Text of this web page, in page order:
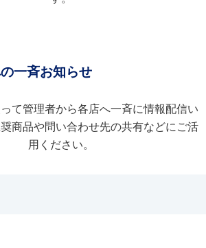
一斉お知らせ
て管理者から各店へ一斉に情報配信い
商品や問い合わせ先の共有などにご活
用ください。